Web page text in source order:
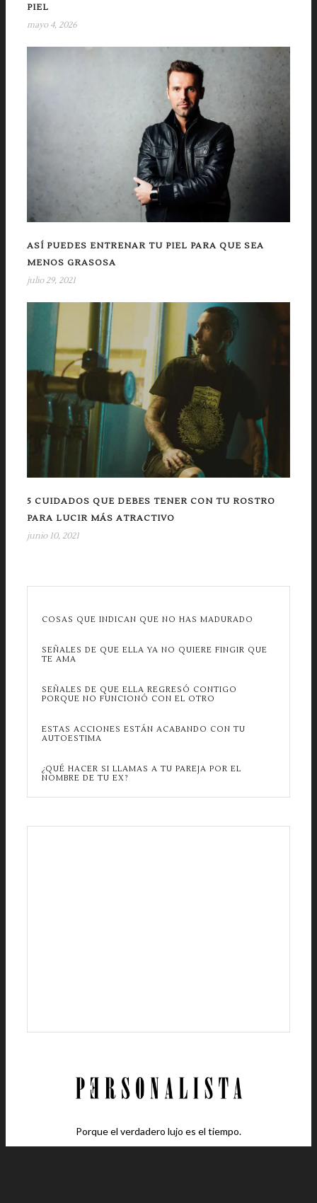
PIEL
mayo 4, 2026
ASÍ PUEDES ENTRENAR TU PIEL PARA QUE SEA
MENOS GRASOSA
julio 29, 2021
5 CUIDADOS QUE DEBES TENER CON TU ROSTRO
PARA LUCIR MÁS ATRACTIVO
junio 10, 2021
COSAS QUE INDICAN QUE NO HAS MADURADO
SEÑALES DE QUE ELLA YA NO QUIERE FINGIR QUE
TE AMA
SEÑALES DE QUE ELLA REGRESÓ CONTIGO
PORQUE NO FUNCIONÓ CON EL OTRO
ESTAS ACCIONES ESTÁN ACABANDO CON TU
AUTOESTIMA
¿QUÉ HACER SI LLAMAS A TU PAREJA POR EL
NOMBRE DE TU EX?
Porque el verdadero lujo es el tiempo.